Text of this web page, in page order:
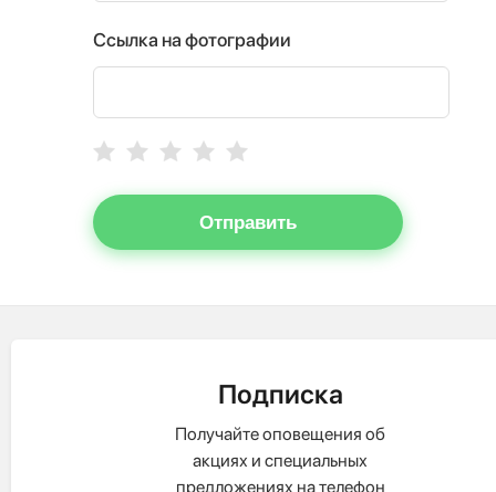
Ссылка на фотографии
Отправить
Подписка
Получайте оповещения об
акциях и специальных
предложениях на телефон